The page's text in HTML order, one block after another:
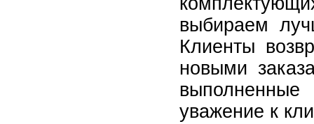
выбираем
Клиенты
новыми
уважение к